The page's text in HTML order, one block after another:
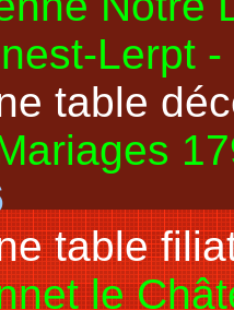
Lerpt
table
table
le